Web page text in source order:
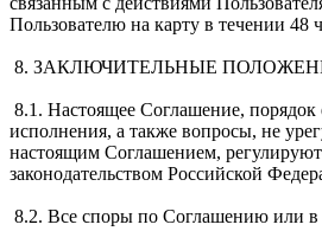
Пользователю на карту в течении 48
8. ЗАКЛЮЧИТЕЛЬНЫЕ
8.1. Настоящее Соглашение, порядок
исполнения, а также вопросы, не
настоящим Соглашением,
законодательством Российской
8.2. Все споры по Соглашению или в